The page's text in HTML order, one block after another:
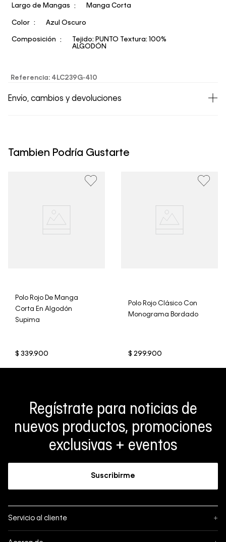
Largo de Mangas Manga Corta
Color Azul Oscuro
Composición
Tejido: PUNTO Textura: 100%
ALGODÓN
Referencia: 4LC239G-410
Envío, cambios y devoluciones
un período de 30 días calendario tras la recepción.
clientes, no aceptamos devoluciones en ropa interior y
Tambien Podría Gustarte
Polo Rojo De Manga
Corta En Algodón
Supima
$ 339.900
Polo Rojo Clásico Con
Monograma Bordado
$ 299.900
Regístrate para noticias de
nuevos productos, promociones
exclusivas + eventos
Suscribirme
Servicio al cliente +